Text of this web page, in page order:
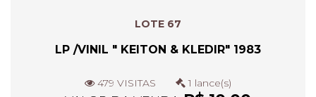
LOTE 67
LP /VINIL " KEITON & KLEDIR" 1983
479 VISITAS 1 lance(s)